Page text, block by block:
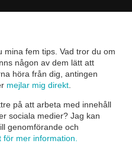
mina fem tips. Vad tror du om
någon av dem lätt att
höra från dig, antingen
mejlar mig direkt
på att arbeta med innehåll
sociala medier? Jag kan
genomförande och
mer information.